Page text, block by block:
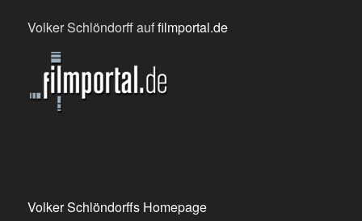
Volker Schlöndorff auffilmportal.de
Volker Schlöndorffs Homepage